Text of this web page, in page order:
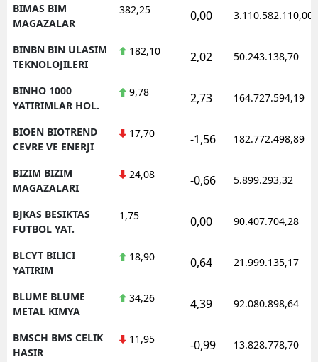
BIMAS BIM
MAGAZALAR
382,25 0,00 3.110.582.110,00
BINBN BIN ULASIM
TEKNOLOJILERI
182,10 2,02 50.243.138,70
BINHO 1000
YATIRIMLAR HOL.
9,78 2,73 164.727.594,19
BIOEN BIOTREND
CEVRE VE ENERJI
17,70 -1,56 182.772.498,89
BIZIM BIZIM
MAGAZALARI
24,08 -0,66 5.899.293,32
BJKAS BESIKTAS
FUTBOL YAT.
1,75 0,00 90.407.704,28
BLCYT BILICI
YATIRIM
18,90 0,64 21.999.135,17
BLUME BLUME
METAL KIMYA
34,26 4,39 92.080.898,64
BMSCH BMS CELIK
HASIR
11,95 -0,99 13.828.778,70